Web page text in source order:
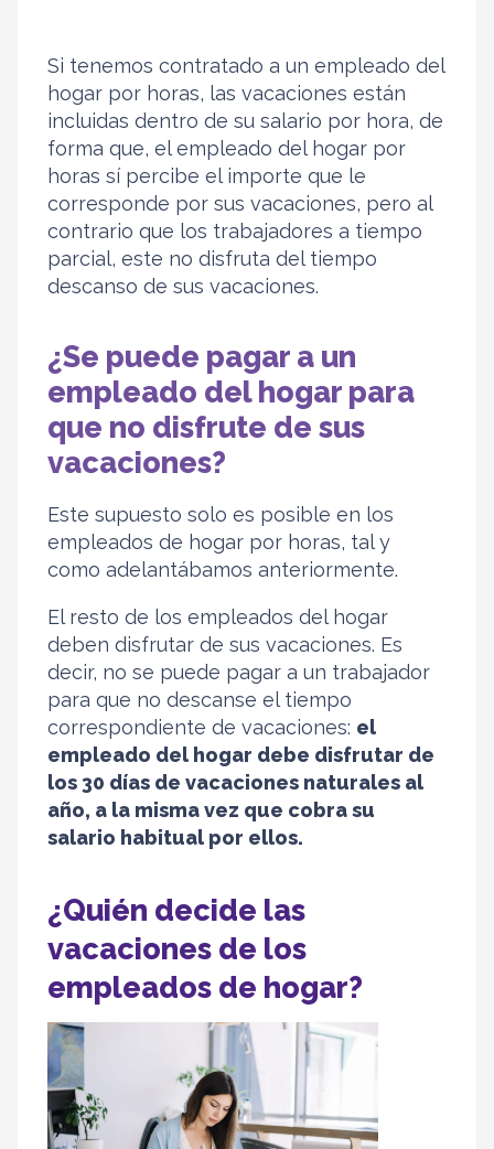
Si tenemos contratado a un empleado del
hogar por horas, las vacaciones están
incluidas dentro de su salario por hora, de
forma que, el empleado del hogar por
horas sí percibe el importe que le
corresponde por sus vacaciones, pero al
contrario que los trabajadores a tiempo
parcial, este no disfruta del tiempo
descanso de sus vacaciones.
¿Se puede pagar a un
empleado del hogar para
que no disfrute de sus
vacaciones?
Este supuesto solo es posible en los
empleados de hogar por horas, tal y
como adelantábamos anteriormente.
El resto de los empleados del hogar
deben disfrutar de sus vacaciones. Es
decir, no se puede pagar a un trabajador
para que no descanse el tiempo
correspondiente de vacaciones: el
empleado del hogar debe disfrutar de
los 30 días de vacaciones naturales al
año, a la misma vez que cobra su
salario habitual por ellos.
¿Quién decide las
vacaciones de los
empleados de hogar?